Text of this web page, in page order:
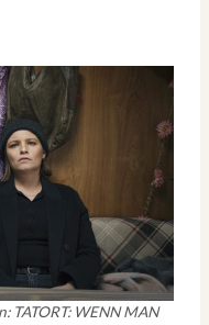
TATORT: WENN MAN